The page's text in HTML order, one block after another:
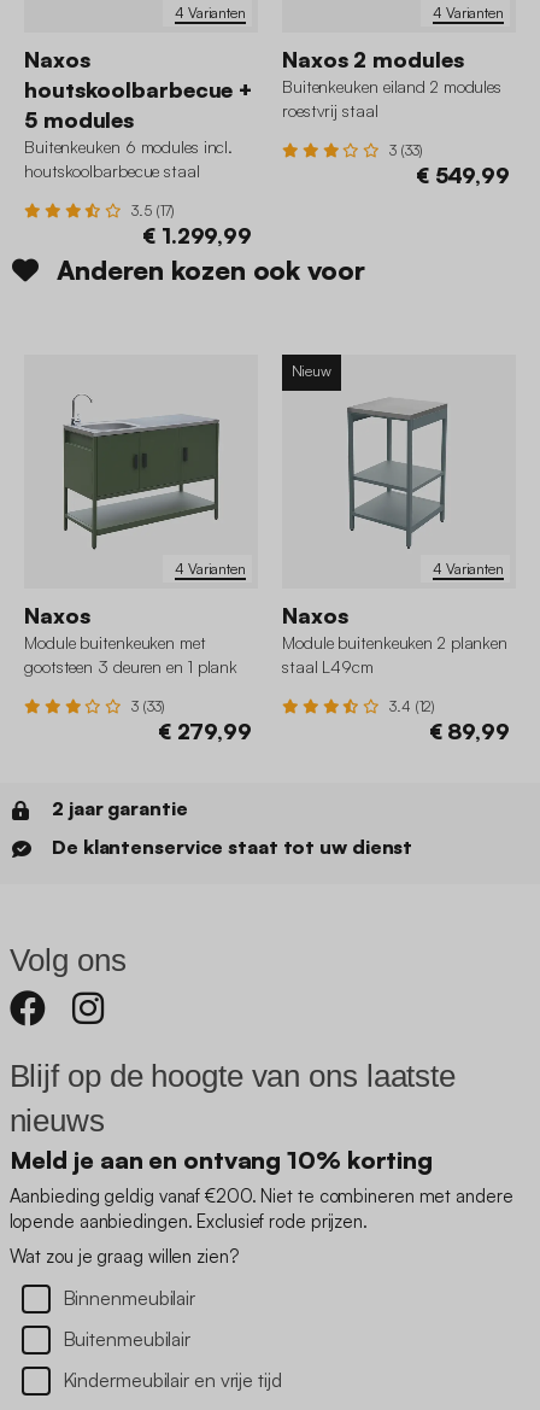
4 Varianten
Naxos
houtskoolbarbecue +
5 modules
Buitenkeuken 6 modules incl.
houtskoolbarbecue staal
3.5 (17)
€ 1.299,99
4 Varianten
Naxos 2 modules
Buitenkeuken eiland 2 modules
roestvrij staal
3 (33)
€ 549,99
Anderen kozen ook voor
4 Varianten
Naxos
Module buitenkeuken met
gootsteen 3 deuren en 1 plank
3 (33)
€ 279,99
4 Varianten
Nieuw
Naxos
Module buitenkeuken 2 planken
staal L49cm
3.4 (12)
€ 89,99
2 jaar garantie
De klantenservice staat tot uw dienst
Volg ons
Blijf op de hoogte van ons laatste
nieuws
Meld je aan en ontvang 10% korting
Aanbieding geldig vanaf €200. Niet te combineren met andere
lopende aanbiedingen. Exclusief rode prijzen.
Wat zou je graag willen zien?
Binnenmeubilair
Buitenmeubilair
Kindermeubilair en vrije tijd